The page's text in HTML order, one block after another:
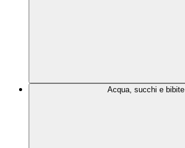
Acqua, succhi e bibite